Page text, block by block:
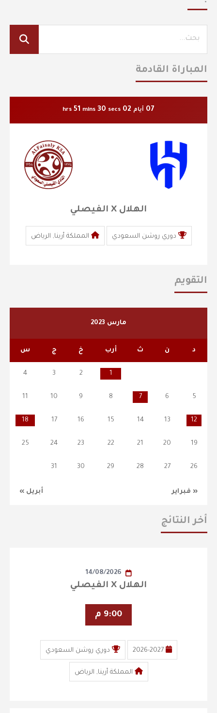
المباراة القادمة
07 أيام 02
hrs 51 mins 29 secs
الهلال X الفيصلي
دوري روشن السعودي المملكة أرينا, الرياض
التقويم
مارس 2023
د ن ث أرب خ ج س
« فبراير أبريل »
1
2
3
4
5
6
7
8
9
10
11
12
13
14
15
16
17
18
19
20
21
22
23
24
25
26
27
28
29
30
31
أخر النتائج
14/08/2026
الهلال X الفيصلي
9:00 م
2026-2027 دوري روشن السعودي
المملكة أرينا, الرياض